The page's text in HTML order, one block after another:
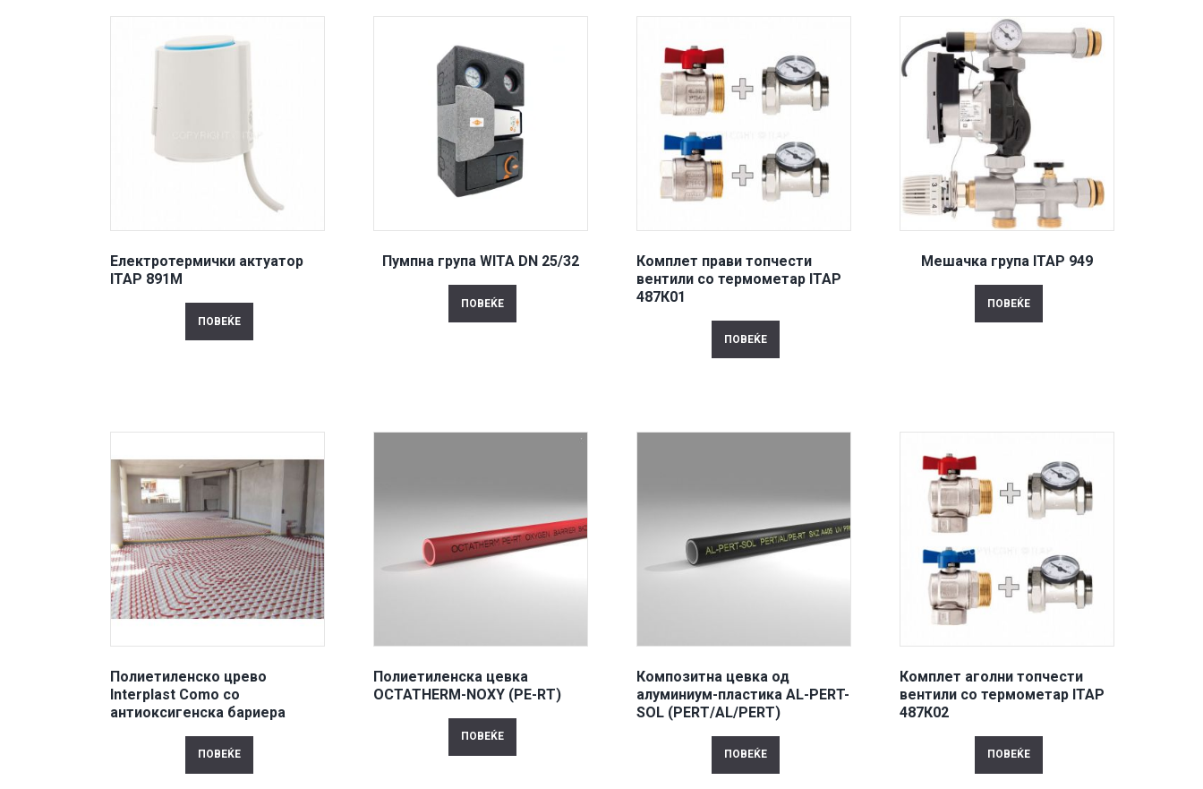
Електротермички актуатор
ITAP 891M
ПОВЕЌЕ
Пумпна група WITA DN 25/32
ПОВЕЌЕ
Комплет прави топчести
вентили со термометар ITAP
487К01
ПОВЕЌЕ
Мешачка група ITAP 949
ПОВЕЌЕ
Полиетиленско црево
Interplast Como со
антиоксигенска бариера
ПОВЕЌЕ
Полиетиленска цевка
OCTATHERM-ΝΟΧΥ (PE-RT)
ПОВЕЌЕ
Композитна цевка од
алуминиум-пластика AL-PERT-
SOL (PERT/AL/PERT)
ПОВЕЌЕ
Комплет аголни топчести
вентили со термометар ITAP
487К02
ПОВЕЌЕ